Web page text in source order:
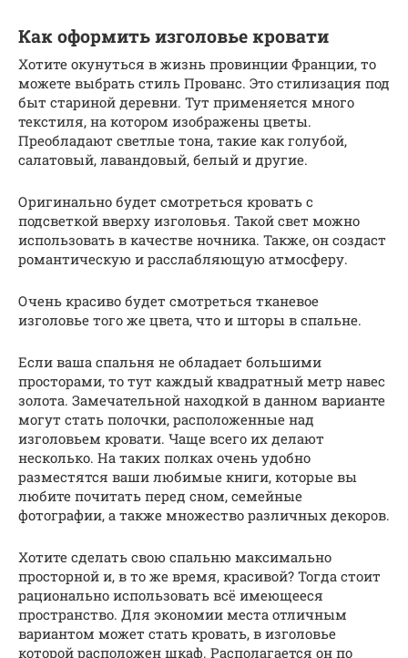
Как оформить изголовье кровати
Хотите окунуться в жизнь провинции Франции, то
можете выбрать стиль Прованс. Это стилизация под
быт стариной деревни. Тут применяется много
текстиля, на котором изображены цветы.
Преобладают светлые тона, такие как голубой,
салатовый, лавандовый, белый и другие.
Оригинально будет смотреться кровать с
подсветкой вверху изголовья. Такой свет можно
использовать в качестве ночника. Также, он создаст
романтическую и расслабляющую атмосферу.
Очень красиво будет смотреться тканевое
изголовье того же цвета, что и шторы в спальне.
Если ваша спальня не обладает большими
просторами, то тут каждый квадратный метр навес
золота. Замечательной находкой в данном варианте
могут стать полочки, расположенные над
изголовьем кровати. Чаще всего их делают
несколько. На таких полках очень удобно
разместятся ваши любимые книги, которые вы
любите почитать перед сном, семейные
фотографии, а также множество различных декоров.
Хотите сделать свою спальню максимально
просторной и, в то же время, красивой? Тогда стоит
рационально использовать всё имеющееся
пространство. Для экономии места отличным
вариантом может стать кровать, в изголовье
которой расположен шкаф. Располагается он по